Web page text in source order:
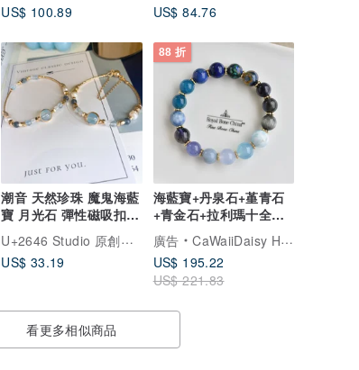
US$ 100.89
US$ 84.76
潮音 天然珍珠 魔鬼海藍
寶 月光石 彈性磁吸扣水
U+2646 Studio 原創手作水晶飾品
US$ 33.19
88 折
海藍寶+丹泉石+堇青石
+青金石+拉利瑪十全大
補藍色系水晶手鍊
廣告
CaWaiiDaisy Handmade Jewelry
US$ 195.22
US$ 221.83
看更多相似商品